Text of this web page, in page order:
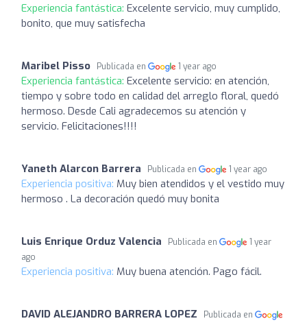
Experiencia fantástica: Excelente servicio, muy cumplido,
bonito, que muy satisfecha
Maribel Pisso Publicada en 1 year ago
Experiencia fantástica: Excelente servicio: en atención,
tiempo y sobre todo en calidad del arreglo floral, quedó
hermoso. Desde Cali agradecemos su atención y
servicio. Felicitaciones!!!!
Yaneth Alarcon Barrera Publicada en 1 year ago
Experiencia positiva: Muy bien atendidos y el vestido muy
hermoso . La decoración quedó muy bonita
Luis Enrique Orduz Valencia Publicada en
1 year
ago
Experiencia positiva: Muy buena atención. Pago fácil.
DAVID ALEJANDRO BARRERA LOPEZ
Publicada en